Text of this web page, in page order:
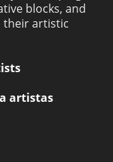
blocks, and
their artistic
artistas